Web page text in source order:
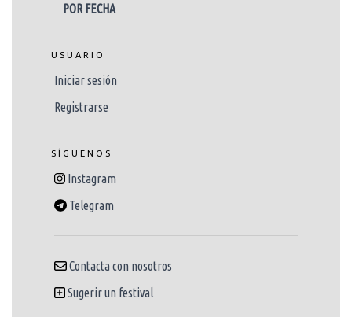
POR FECHA
USUARIO
Iniciar sesión
Registrarse
SÍGUENOS
Instagram
Telegram
Contacta con nosotros
Sugerir un festival